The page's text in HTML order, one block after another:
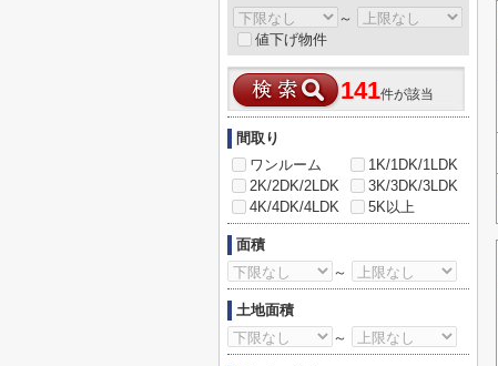
～
値下げ物件
141件が該当
間取り
ワンルーム
1K/1DK/1LDK
2K/2DK/2LDK
3K/3DK/3LDK
4K/4DK/4LDK
5K以上
面積
～
土地面積
～